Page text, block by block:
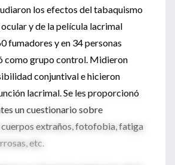
los efectos del tabaquismo
y de la película lacrimal
fumadores y en 34 personas
como grupo control. Midieron
conjuntival e hicieron
lacrimal. Se les proporcionó
un cuestionario sobre
cuerpos extraños, fotofobia, fatiga
etc.